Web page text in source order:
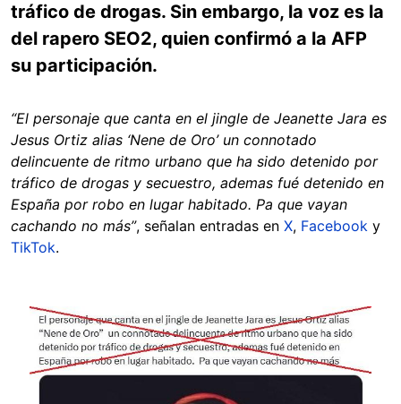
tráfico de drogas. Sin embargo, la voz es la
del rapero SEO2, quien confirmó a la AFP
su participación.
“El personaje que canta en el jingle de Jeanette Jara es
Jesus Ortiz alias ‘Nene de Oro’ un connotado
delincuente de ritmo urbano que ha sido detenido por
tráfico de drogas y secuestro, ademas fué detenido en
España por robo en lugar habitado. Pa que vayan
cachando no más”, señalan entradas en X, Facebook y
TikTok.
Image